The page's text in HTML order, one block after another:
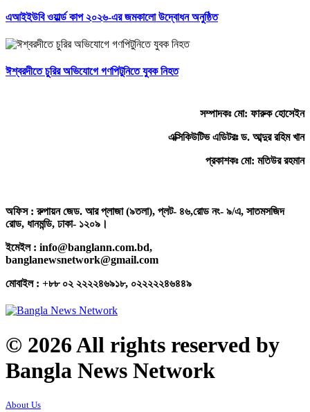
এআইইউবি ওয়ার্ল্ড কাপ ২০২৬-এর জমকালো উদ্বোধন অনুষ্ঠিত
ঈশ্বরদীতে চুরির অভিযোগে গণপিটুনিতে যুবক নিহত
সম্পাদকঃ মো: ফারুক হোসেইন
এক্সিকিউটিভ এডিটরঃ ড. আব্দুর রহিম খান
প্রকাশকঃ মো: মতিউর রহমান
অফিস : রুপায়ন জেড. আর প্লাজা (৯তলা), প্লট- ৪৬,রোড নং- ৯/এ, সাতমসজিদ
রোড, ধানমন্ডি, ঢাকা- ১২০৯।
ইমেইল : info@banglann.com.bd,
banglanewsnetwork@gmail.com
মোবাইল : +৮৮ ০২ ২২২২৪৬৯১৮, ০২২২২২৪৬৪৪৯
© 2026 All rights reserved by
Bangla News Network
About Us